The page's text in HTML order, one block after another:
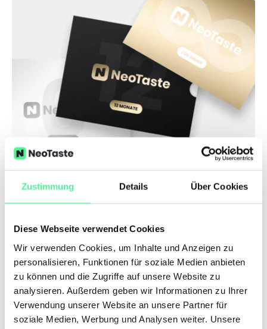
Zustimmung Details Über Cookies
Diese Webseite verwendet Cookies
Wir verwenden Cookies, um Inhalte und Anzeigen zu
personalisieren, Funktionen für soziale Medien anbieten
zu können und die Zugriffe auf unsere Website zu
analysieren. Außerdem geben wir Informationen zu Ihrer
Verwendung unserer Website an unsere Partner für
soziale Medien, Werbung und Analysen weiter. Unsere
Geschenkboxen